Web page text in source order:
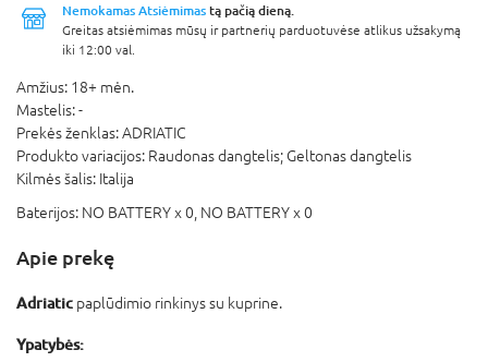
Nemokamas Atsiėmimas tą pačią dieną.
Greitas atsiėmimas mūsų ir partnerių parduotuvėse atlikus užsakymą
iki 12:00 val.
Amžius: 18+ mėn.
Mastelis:-
Prekės ženklas:ADRIATIC
Produkto variacijos: Raudonas dangtelis; Geltonas dangtelis
Kilmės šalis: Italija
Baterijos: NO BATTERY x 0, NO BATTERY x 0
Apie prekę
Adriatic paplūdimio rinkinys su kuprine.
Ypatybės: